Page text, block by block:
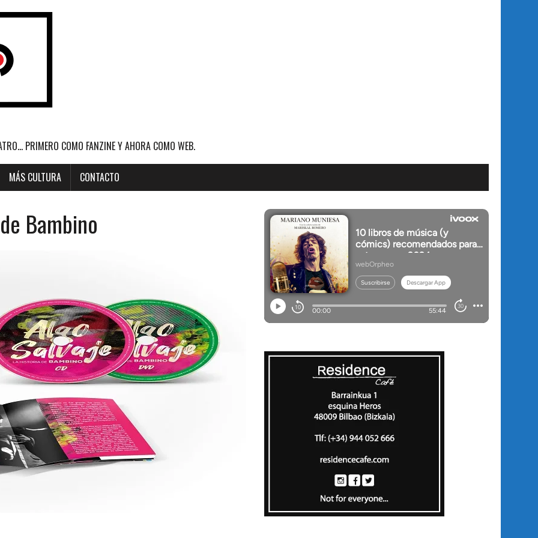
PRIMERO COMO FANZINE Y AHORA COMO WEB.
MÁS CULTURA CONTACTO
Bambino